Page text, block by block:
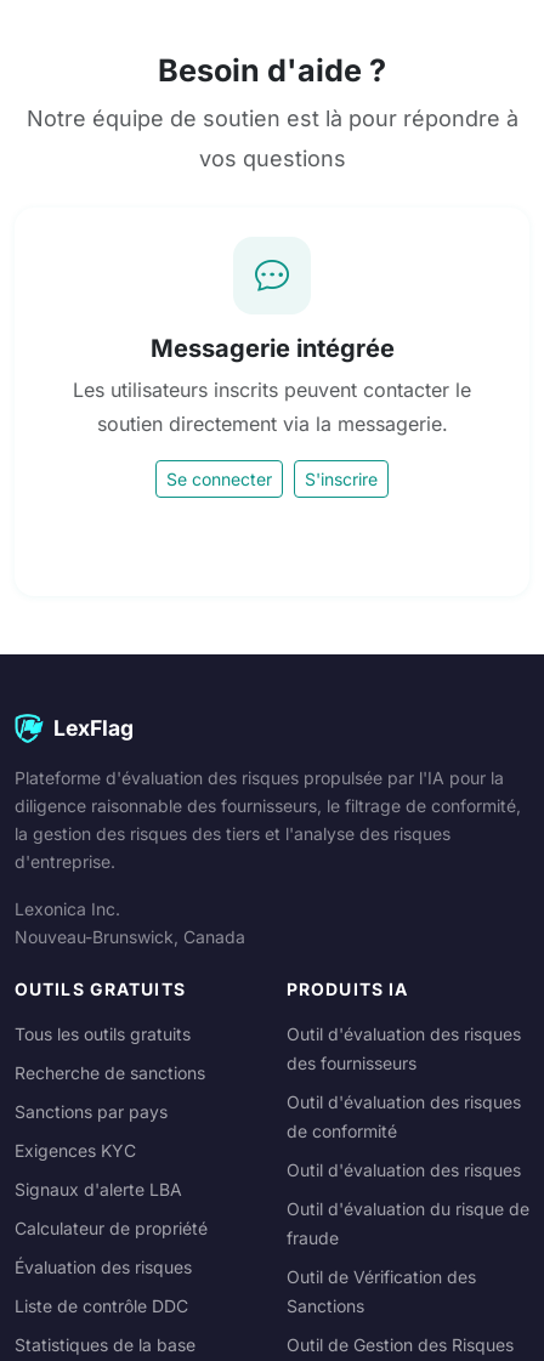
Besoin d'aide ?
Notre équipe de soutien est là pour répondre à
vos questions
Messagerie intégrée
Les utilisateurs inscrits peuvent contacter le
soutien directement via la messagerie.
Se connecter S'inscrire
LexFlag
Plateforme d'évaluation des risques propulsée par l'IA pour la
diligence raisonnable des fournisseurs, le filtrage de conformité,
la gestion des risques des tiers et l'analyse des risques
d'entreprise.
Lexonica Inc.
Nouveau-Brunswick, Canada
OUTILS GRATUITS
Tous les outils gratuits
Recherche de sanctions
Sanctions par pays
Exigences KYC
Signaux d'alerte LBA
Calculateur de propriété
Évaluation des risques
Liste de contrôle DDC
Statistiques de la base
PRODUITS IA
Outil d'évaluation des risques
des fournisseurs
Outil d'évaluation des risques
de conformité
Outil d'évaluation des risques
Outil d'évaluation du risque de
fraude
Outil de Vérification des
Sanctions
Outil de Gestion des Risques